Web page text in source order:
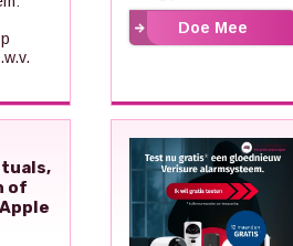
Doe Mee
of